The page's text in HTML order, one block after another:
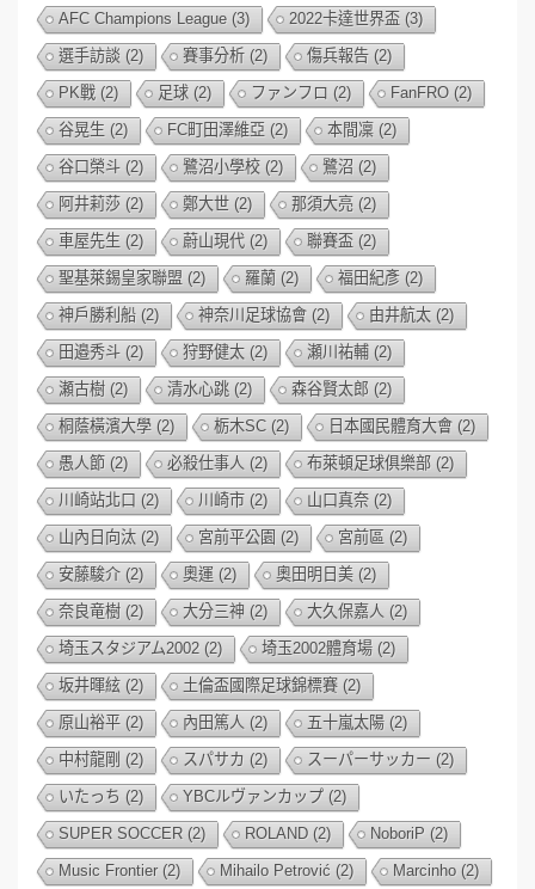
AFC Champions League (3) 2022卡達世界盃 (3)
選手訪談 (2) 賽事分析 (2) 傷兵報告 (2)
PK戰 (2) 足球 (2) ファンフロ (2) FanFRO (2)
谷晃生 (2) FC町田澤維亞 (2) 本間凜 (2)
谷口榮斗 (2) 鷺沼小學校 (2) 鷺沼 (2)
阿井莉莎 (2) 鄭大世 (2) 那須大亮 (2)
車屋先生 (2) 蔚山現代 (2) 聯賽盃 (2)
聖基萊錫皇家聯盟 (2) 羅蘭 (2) 福田紀彥 (2)
神戶勝利船 (2) 神奈川足球協會 (2) 由井航太 (2)
田邉秀斗 (2) 狩野健太 (2) 瀬川祐輔 (2)
瀬古樹 (2) 清水心跳 (2) 森谷賢太郎 (2)
桐蔭橫濱大學 (2) 栃木SC (2) 日本國民體育大會 (2)
愚人節 (2) 必殺仕事人 (2) 布萊頓足球俱樂部 (2)
川崎站北口 (2) 川崎市 (2) 山口真奈 (2)
山內日向汰 (2) 宮前平公園 (2) 宮前區 (2)
安藤駿介 (2) 奧運 (2) 奧田明日美 (2)
奈良竜樹 (2) 大分三神 (2) 大久保嘉人 (2)
埼玉スタジアム2002 (2) 埼玉2002體育場 (2)
坂井暉絃 (2) 土倫盃國際足球錦標賽 (2)
原山裕平 (2) 內田篤人 (2) 五十嵐太陽 (2)
中村龍剛 (2) スパサカ (2) スーパーサッカー (2)
いたっち (2) YBCルヴァンカップ (2)
SUPER SOCCER (2) ROLAND (2) NoboriP (2)
Music Frontier(2) Mihailo Petrović (2) Marcinho (2)